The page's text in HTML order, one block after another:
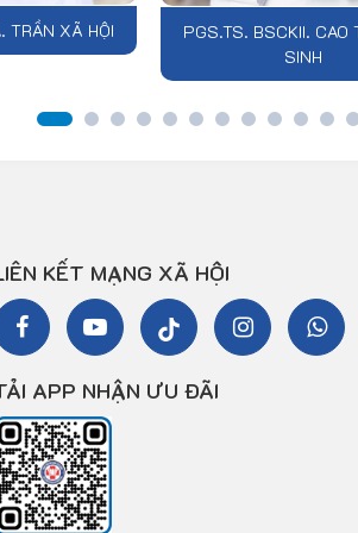
TRẦN XÃ HỘI
PGS.TS. BSCKII. CAO
SINH
KẾT MẠNG XÃ HỘI
APP NHẬN ƯU ĐÃI